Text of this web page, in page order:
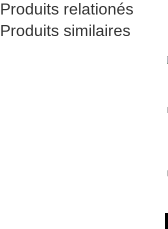
Produits relationés
Produits similaires